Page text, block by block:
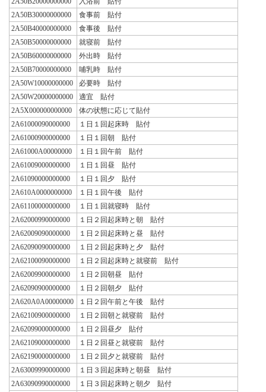
2A50B30000000000
食事前 貼付
2A50B40000000000
食事後 貼付
2A50B50000000000
就寝前 貼付
2A50B60000000000
外出時 貼付
2A50B70000000000
哺乳時 貼付
2A50W10000000000
必要時 貼付
2A50W20000000000
適宜 貼付
2A5X000000000000
体の状態に応じて貼付
2A61000090000000
１日１回起床時 貼付
2A61000900000000
１日１回朝 貼付
2A61000A00000000
１日１回午前 貼付
2A61009000000000
１日１回昼 貼付
2A61090000000000
１日１回夕 貼付
2A610A0000000000
１日１回午後 貼付
2A61100000000000
１日１回就寝時 貼付
2A62000990000000
１日２回起床時と朝 貼付
2A62009090000000
１日２回起床時と昼 貼付
2A62090090000000
１日２回起床時と夕 貼付
2A62100090000000
１日２回起床時と就寝前 貼付
2A62009900000000
１日２回朝昼 貼付
2A62090900000000
１日２回朝夕 貼付
2A620A0A00000000
１日２回午前と午後 貼付
2A62100900000000
１日２回朝と就寝前 貼付
2A62099000000000
１日２回昼夕 貼付
2A62109000000000
１日２回昼と就寝前 貼付
2A62190000000000
１日２回夕と就寝前 貼付
2A63009990000000
１日３回起床時と朝昼 貼付
2A63090990000000
１日３回起床時と朝夕 貼付